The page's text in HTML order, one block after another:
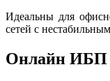
Идеальны для
сетей с
Онлайн ИБП